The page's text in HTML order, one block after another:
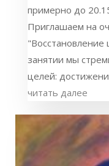
примерно до
Приглашаем на
занятии мы
целей:
читать далее